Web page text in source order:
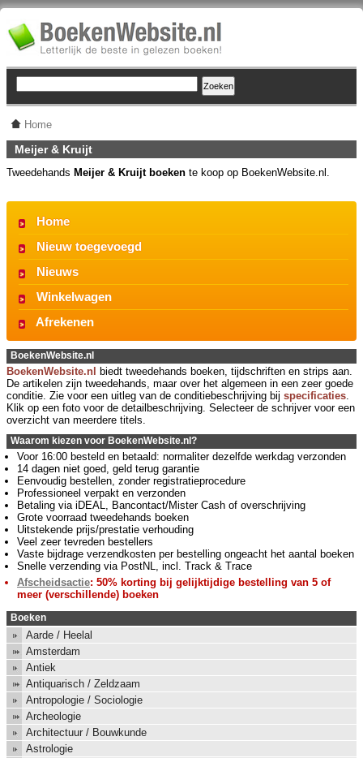
Home
Meijer & Kruijt
Tweedehands Meijer & Kruijt boeken te koop op BoekenWebsite.nl.
Home
Nieuw toegevoegd
Nieuws
Winkelwagen
Afrekenen
BoekenWebsite.nl
BoekenWebsite.nl
biedt tweedehands boeken, tijdschriften en strips aan.
De artikelen zijn tweedehands, maar over het algemeen in een zeer goede
conditie. Zie voor een uitleg van de conditiebeschrijving bij specificaties.
Klik op een foto voor de detailbeschrijving. Selecteer de schrijver voor een
overzicht van meerdere titels.
Waarom kiezen voor BoekenWebsite.nl?
Voor 16:00 besteld en betaald: normaliter dezelfde werkdag verzonden
14 dagen niet goed, geld terug garantie
Eenvoudig bestellen, zonder registratieprocedure
Professioneel verpakt en verzonden
Betaling via iDEAL, Bancontact/Mister Cash of overschrijving
Grote voorraad tweedehands boeken
Uitstekende prijs/prestatie verhouding
Veel zeer tevreden bestellers
Vaste bijdrage verzendkosten per bestelling ongeacht het aantal boeken
Snelle verzending via PostNL, incl. Track & Trace
Afscheidsactie: 50% korting bij gelijktijdige bestelling van 5 of
meer (verschillende) boeken
Boeken
Aarde / Heelal
Amsterdam
Antiek
Antiquarisch / Zeldzaam
Antropologie / Sociologie
Archeologie
Architectuur / Bouwkunde
Astrologie